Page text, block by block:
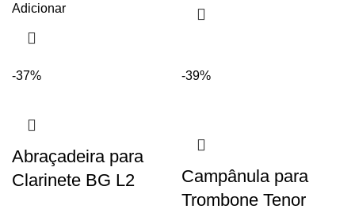
Adicionar
-37%
Abraçadeira para
Clarinete BG L2
-39%
Campânula para
Trombone Tenor